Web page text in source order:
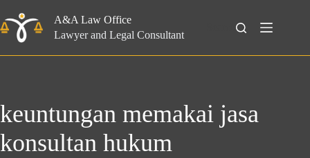
to
content
A&A Law Office
Lawyer and Legal Consultant
Search
keuntungan memakai jasa
konsultan hukum